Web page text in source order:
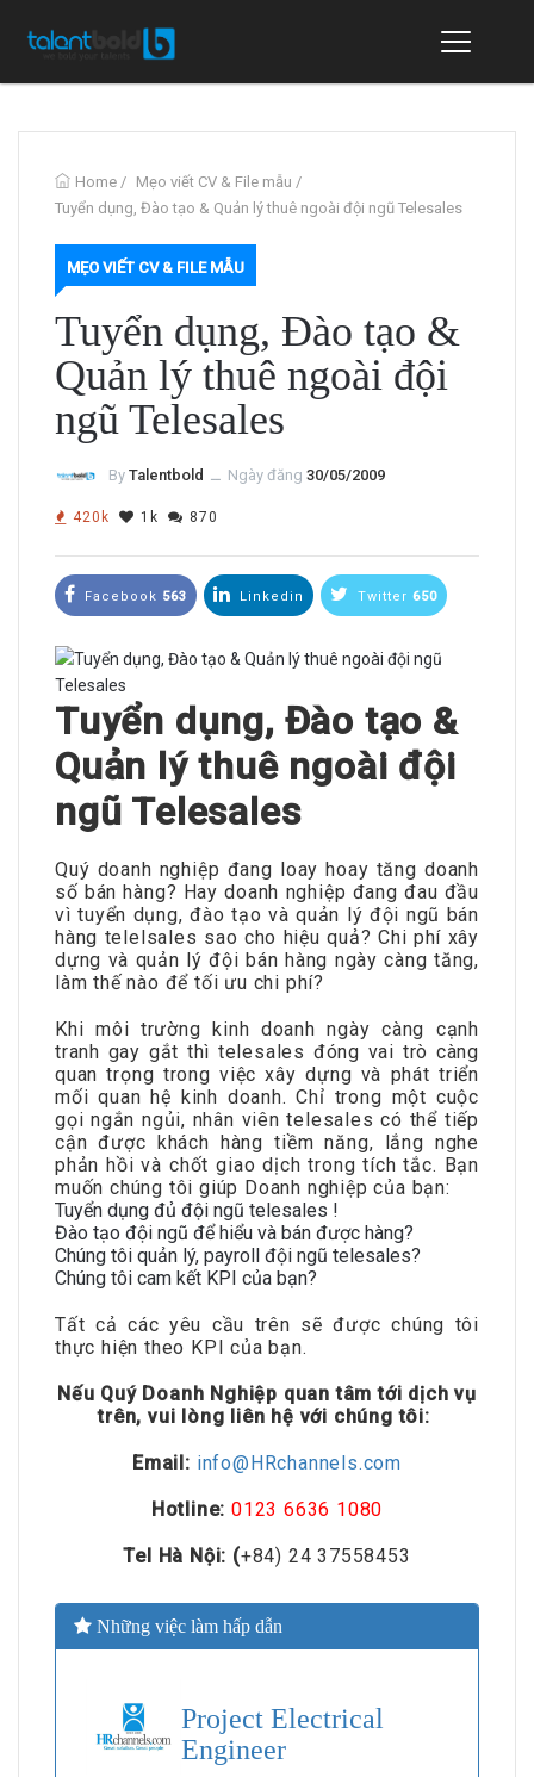
Home / Mẹo viết CV & File mẫu /
Tuyển dụng, Đào tạo & Quản lý thuê ngoài đội ngũ Telesales
MẸO VIẾT CV & FILE MẪU
Tuyển dụng, Đào tạo &
Quản lý thuê ngoài đội
ngũ Telesales
By Talentbold ــ Ngày đăng 30/05/2009
420k 1k 870
Facebook 563 Linkedin Twitter 650
Tuyển dụng, Đào tạo &
Quản lý thuê ngoài đội
ngũ Telesales
Quý doanh nghiệp đang loay hoay tăng doanh
số bán hàng? Hay doanh nghiệp đang đau đầu
vì tuyển dụng, đào tạo và quản lý đội ngũ bán
hàng telelsales sao cho hiệu quả? Chi phí xây
dựng và quản lý đội bán hàng ngày càng tăng,
làm thế nào để tối ưu chi phí?
Khi môi trường kinh doanh ngày càng cạnh
tranh gay gắt thì telesales đóng vai trò càng
quan trọng trong việc xây dựng và phát triển
mối quan hệ kinh doanh. Chỉ trong một cuộc
gọi ngắn ngủi, nhân viên telesales có thể tiếp
cận được khách hàng tiềm năng, lắng nghe
phản hồi và chốt giao dịch trong tích tắc. Bạn
muốn chúng tôi giúp Doanh nghiệp của bạn:
Tuyển dụng đủ đội ngũ telesales !
Đào tạo đội ngũ để hiểu và bán được hàng?
Chúng tôi quản lý, payroll đội ngũ telesales?
Chúng tôi cam kết KPI của bạn?
Tất cả các yêu cầu trên sẽ được chúng tôi
thực hiện theo KPI của bạn.
Nếu Quý Doanh Nghiệp quan tâm tới dịch vụ
trên, vui lòng liên hệ với chúng tôi:
Email: info@HRchannels.com
Hotline: 0123 6636 1080
Tel Hà Nội: (+84) 24 37558453
Những việc làm hấp dẫn
Project Electrical
Engineer